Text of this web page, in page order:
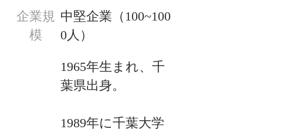
企業規
模
中堅企業（100~100
0人）
1965年生まれ、千
葉県出身。
1989年に千葉大学